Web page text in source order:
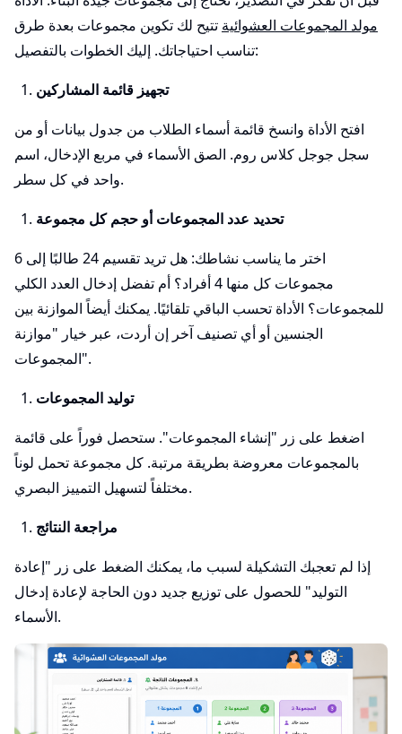
مولد المجموعات العشوائية تتيح لك تكوين مجموعات بعدة طرق
تناسب احتياجاتك. إليك الخطوات بالتفصيل:
تجهيز قائمة المشاركين
افتح الأداة وانسخ قائمة أسماء الطلاب من جدول بيانات أو من
سجل جوجل كلاس روم. الصق الأسماء في مربع الإدخال، اسم
واحد في كل سطر.
تحديد عدد المجموعات أو حجم كل مجموعة
اختر ما يناسب نشاطك: هل تريد تقسيم 24 طالبًا إلى 6
مجموعات كل منها 4 أفراد؟ أم تفضل إدخال العدد الكلي
للمجموعات؟ الأداة تحسب الباقي تلقائيًا. يمكنك أيضاً الموازنة بين
الجنسين أو أي تصنيف آخر إن أردت، عبر خيار "موازنة
المجموعات".
توليد المجموعات
اضغط على زر "إنشاء المجموعات". ستحصل فوراً على قائمة
بالمجموعات معروضة بطريقة مرتبة. كل مجموعة تحمل لوناً
مختلفاً لتسهيل التمييز البصري.
مراجعة النتائج
إذا لم تعجبك التشكيلة لسبب ما، يمكنك الضغط على زر "إعادة
التوليد" للحصول على توزيع جديد دون الحاجة لإعادة إدخال
الأسماء.